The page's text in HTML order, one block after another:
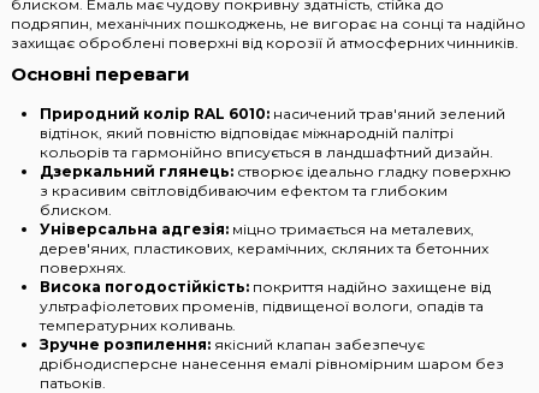
блиском. Емаль має чудову покривну здатність, стійка до
подряпин, механічних пошкоджень, не вигорає на сонці та надійно
захищає оброблені поверхні від корозії й атмосферних чинників.
Основні переваги
Природний колір RAL 6010: насичений трав'яний зелений
відтінок, який повністю відповідає міжнародній палітрі
кольорів та гармонійно вписується в ландшафтний дизайн.
Дзеркальний глянець: створює ідеально гладку поверхню
з красивим світловідбиваючим ефектом та глибоким
блиском.
Універсальна адгезія: міцно тримається на металевих,
дерев'яних, пластикових, керамічних, скляних та бетонних
поверхнях.
Висока погодостійкість: покриття надійно захищене від
ультрафіолетових променів, підвищеної вологи, опадів та
температурних коливань.
Зручне розпилення: якісний клапан забезпечує
дрібнодисперсне нанесення емалі рівномірним шаром без
патьоків.